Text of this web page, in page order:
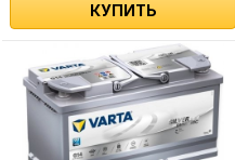
КУПИТЬ